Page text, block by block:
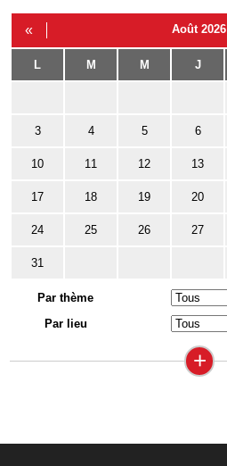
« Août 2026
L M M J
3 4 5 6
10 11 12 13
17 18 19 20
24 25 26 27
31
Par thème
Par lieu
+